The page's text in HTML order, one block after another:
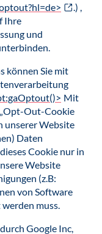
.) ,
Ihre
und
können Sie mit
Mit
Out-Cookie
unserer Website
Daten
Cookie nur in
Website
(z.B:
von Software
muss.
Google Inc,